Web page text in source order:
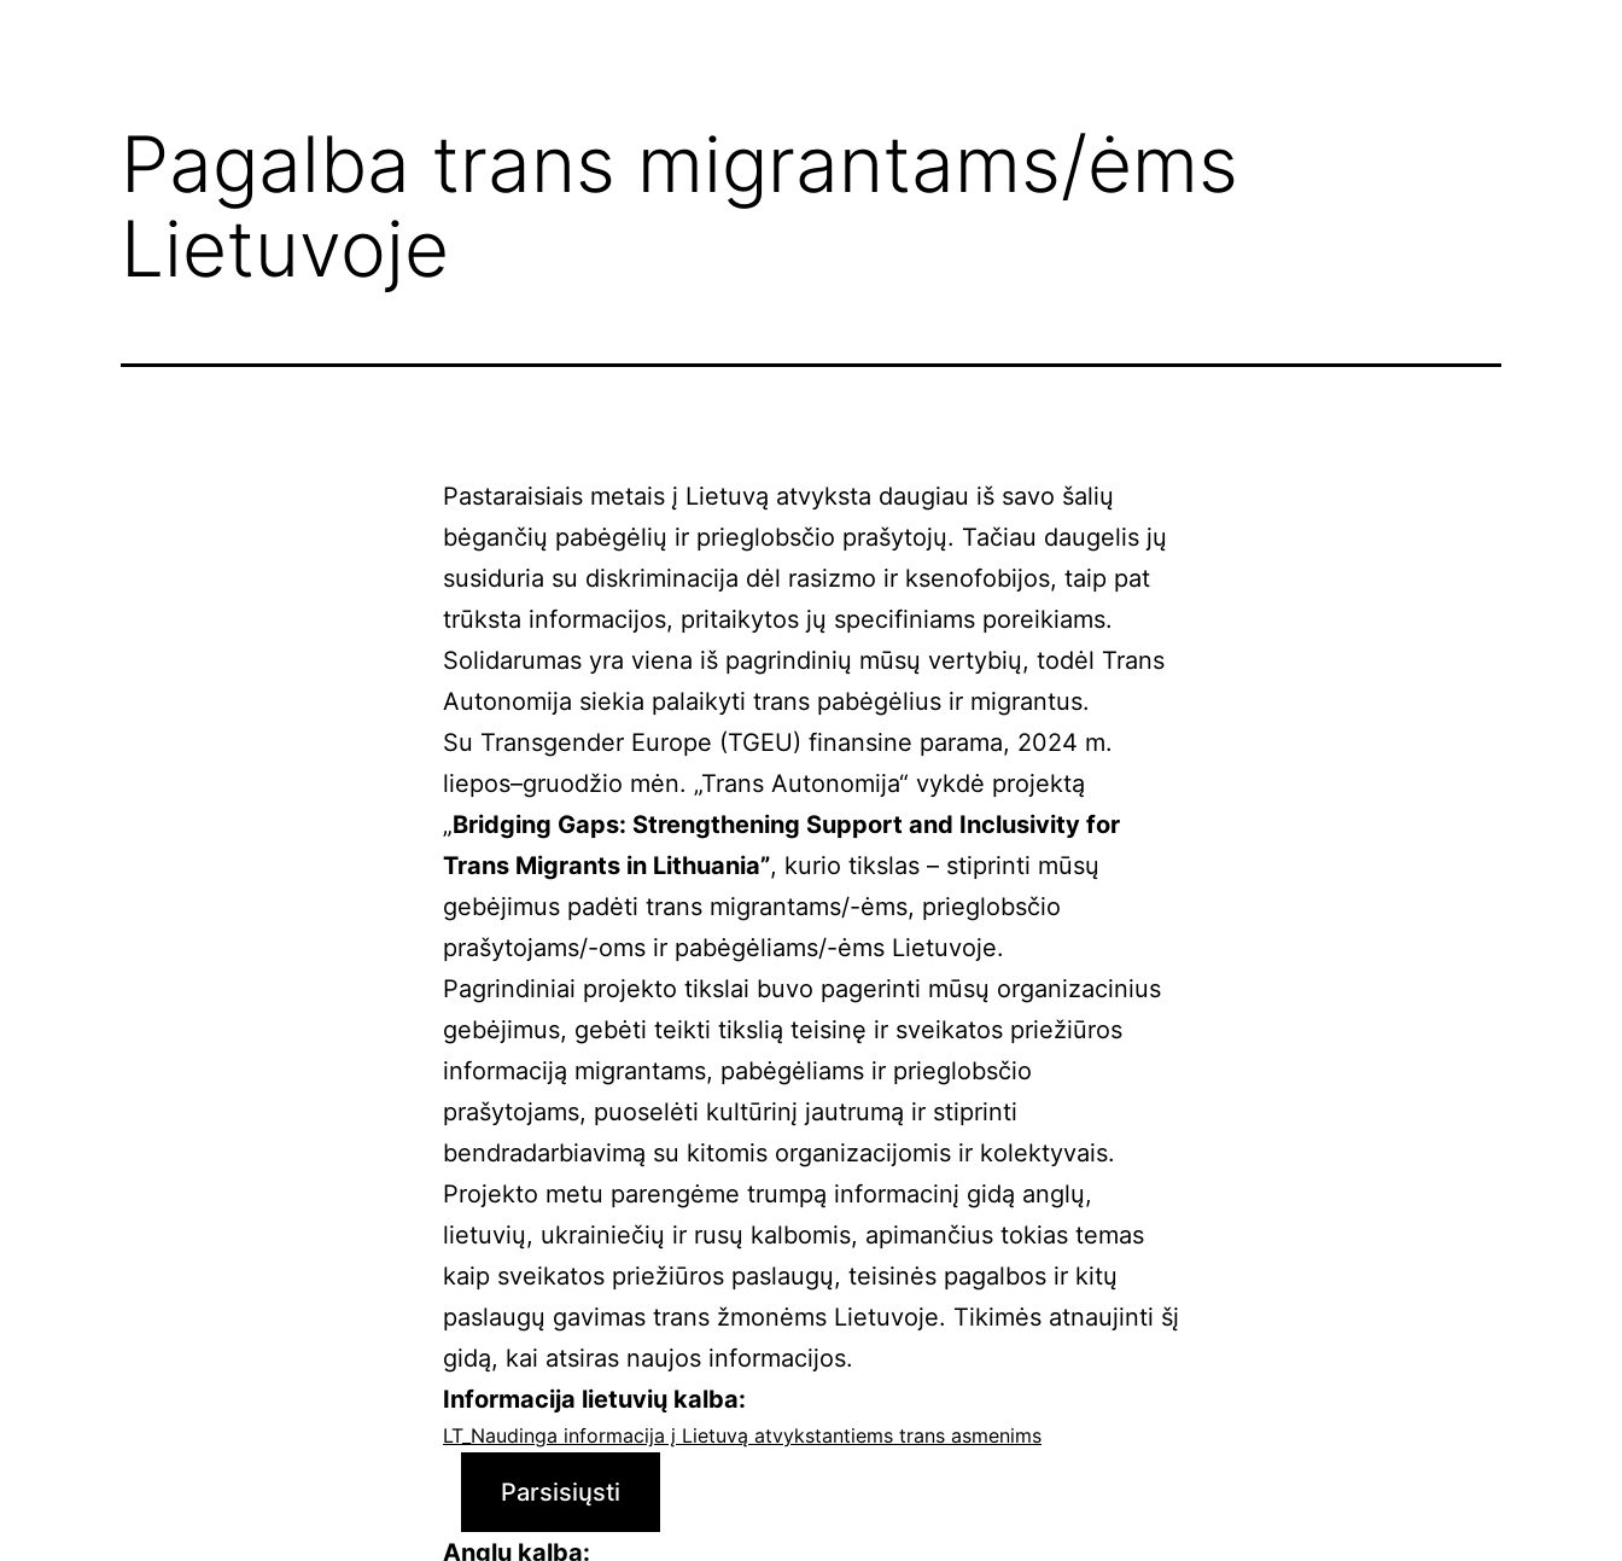
Pagalba trans migrantams/ėms
Lietuvoje
Pastaraisiais metais į Lietuvą atvyksta daugiau iš savo šalių
bėgančių pabėgėlių ir prieglobsčio prašytojų. Tačiau daugelis jų
susiduria su diskriminacija dėl rasizmo ir ksenofobijos, taip pat
trūksta informacijos, pritaikytos jų specifiniams poreikiams.
Solidarumas yra viena iš pagrindinių mūsų vertybių, todėl Trans
Autonomija siekia palaikyti trans pabėgėlius ir migrantus.
Su Transgender Europe (TGEU) finansine parama, 2024 m.
liepos–gruodžio mėn. „Trans Autonomija“ vykdė projektą
„Bridging Gaps: Strengthening Support and Inclusivity for
Trans Migrants in Lithuania”, kurio tikslas – stiprinti mūsų
gebėjimus padėti trans migrantams/-ėms, prieglobsčio
prašytojams/-oms ir pabėgėliams/-ėms Lietuvoje.
Pagrindiniai projekto tikslai buvo pagerinti mūsų organizacinius
gebėjimus, gebėti teikti tikslią teisinę ir sveikatos priežiūros
informaciją migrantams, pabėgėliams ir prieglobsčio
prašytojams, puoselėti kultūrinį jautrumą ir stiprinti
bendradarbiavimą su kitomis organizacijomis ir kolektyvais.
Projekto metu parengėme trumpą informacinį gidą anglų,
lietuvių, ukrainiečių ir rusų kalbomis, apimančius tokias temas
kaip sveikatos priežiūros paslaugų, teisinės pagalbos ir kitų
paslaugų gavimas trans žmonėms Lietuvoje. Tikimės atnaujinti šį
gidą, kai atsiras naujos informacijos.
Informacija lietuvių kalba:
LT_Naudinga informacija į Lietuvą atvykstantiems trans asmenims
Parsisiųsti
Anglų kalba: